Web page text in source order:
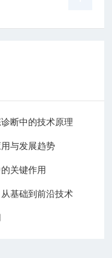
断中的技术原理
与发展趋势
关键作用
基础到前沿技术